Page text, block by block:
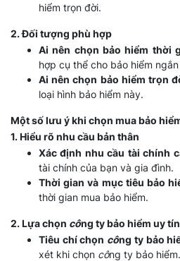
hiểm trọn đời.
2. Đối tượng phù hợp
Ai nên chọn bảo hiểm thời
hợp cụ thể cho bảo hiểm ngắn
Ai nên chọn bảo hiểm trọn
loại hình bảo hiểm này.
Một số lưu ý khi chọn mua bảo
1. Hiểu rõ nhu cầu bản thân
Xác định nhu cầu tài chính
tài chính của bạn và gia đình.
Thời gian và mục tiêu bảo
thời gian mua bảo hiểm.
2. Lựa chọn công ty bảo hiểm uy tín
Tiêu chí chọn công ty bảo
xét khi chọn công ty bảo hiểm.